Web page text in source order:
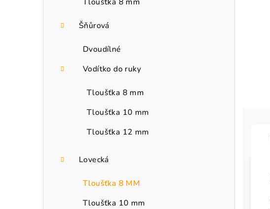
Šňůrová
Dvoudílné
Vodítko do ruky
Tloušťka 8 mm
Tloušťka 10 mm
Tloušťka 12 mm
Lovecká
Tloušťka 8 MM
Tloušťka 10 mm